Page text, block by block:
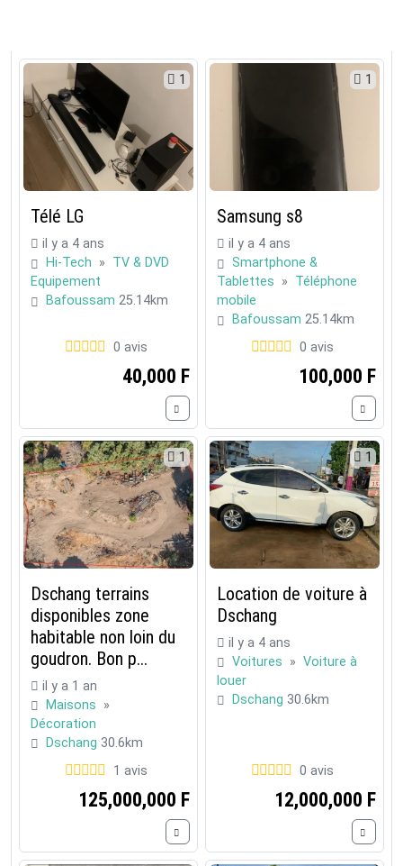
1
Télé LG
il y a 4 ans
Hi-Tech » TV & DVD
Equipement
Bafoussam 25.14km
0 avis
40,000 F
1
Samsung s8
il y a 4 ans
Smartphone &
Tablettes » Téléphone
mobile
Bafoussam 25.14km
0 avis
100,000 F
1
Dschang terrains
disponibles zone
habitable non loin du
goudron. Bon p...
il y a 1 an
Maisons »
Décoration
Dschang 30.6km
1 avis
125,000,000 F
1
Location de voiture à
Dschang
il y a 4 ans
Voitures » Voiture à
louer
Dschang 30.6km
0 avis
12,000,000 F